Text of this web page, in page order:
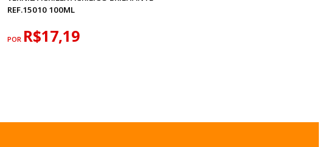
REF.15010 100ML
POR R$17,19